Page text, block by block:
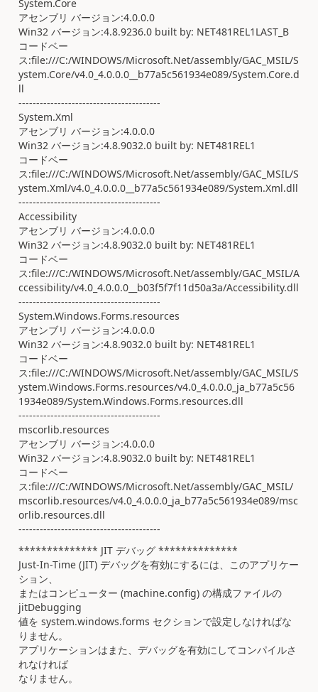
System.Core
アセンブリ バージョン:4.0.0.0
Win32 バージョン:4.8.9236.0 built by: NET481REL1LAST_B
コードベー
ス:file:///C:/WINDOWS/Microsoft.Net/assembly/GAC_MSIL/S
ystem.Core/v4.0_4.0.0.0__b77a5c561934e089/System.Core.d
ll
----------------------------------------
System.Xml
アセンブリ バージョン:4.0.0.0
Win32 バージョン:4.8.9032.0 built by: NET481REL1
コードベー
ス:file:///C:/WINDOWS/Microsoft.Net/assembly/GAC_MSIL/S
ystem.Xml/v4.0_4.0.0.0__b77a5c561934e089/System.Xml.dll
----------------------------------------
Accessibility
アセンブリ バージョン:4.0.0.0
Win32 バージョン:4.8.9032.0 built by: NET481REL1
コードベー
ス:file:///C:/WINDOWS/Microsoft.Net/assembly/GAC_MSIL/A
ccessibility/v4.0_4.0.0.0__b03f5f7f11d50a3a/Accessibility.dll
----------------------------------------
System.Windows.Forms.resources
アセンブリ バージョン:4.0.0.0
Win32 バージョン:4.8.9032.0 built by: NET481REL1
コードベー
ス:file:///C:/WINDOWS/Microsoft.Net/assembly/GAC_MSIL/S
ystem.Windows.Forms.resources/v4.0_4.0.0.0_ja_b77a5c56
1934e089/System.Windows.Forms.resources.dll
----------------------------------------
mscorlib.resources
アセンブリ バージョン:4.0.0.0
Win32 バージョン:4.8.9032.0 built by: NET481REL1
コードベー
ス:file:///C:/WINDOWS/Microsoft.Net/assembly/GAC_MSIL/
mscorlib.resources/v4.0_4.0.0.0_ja_b77a5c561934e089/msc
orlib.resources.dll
----------------------------------------
************** JIT デバッグ **************
Just-In-Time (JIT) デバッグを有効にするには、このアプリケー
ション、
またはコンピューター (machine.config) の構成ファイルの
jitDebugging
値を system.windows.forms セクションで設定しなければな
りません。
アプリケーションはまた、デバッグを有効にしてコンパイルさ
れなければ
なりません。